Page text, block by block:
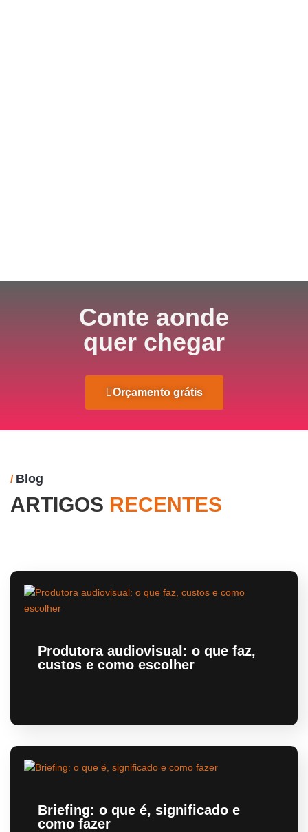
Conte aonde
quer chegar
Orçamento grátis
/ Blog
ARTIGOS RECENTES
Produtora audiovisual: o que faz,
custos e como escolher
Briefing: o que é, significado e
como fazer